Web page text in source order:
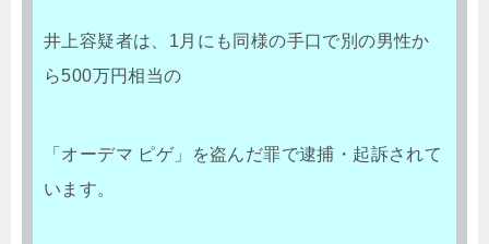
井上容疑者は、1月にも同様の手口で別の男性か
ら500万円相当の
「オーデマ ピゲ」を盗んだ罪で逮捕・起訴されて
います。